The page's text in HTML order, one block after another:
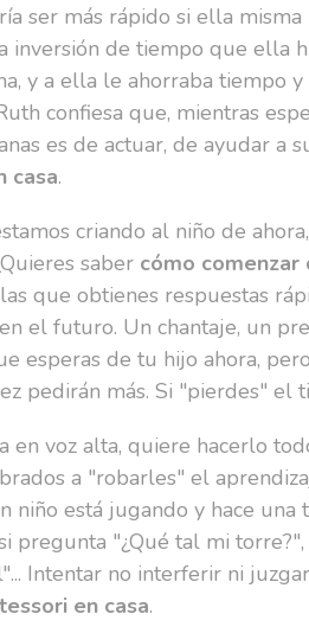
ser más rápido si ella
inversión de tiempo que ella
y a ella le ahorraba tiempo
confiesa que, mientras
es de actuar, de ayudar a
casa.
criando al niño de
saber cómo
que obtienes respuestas
el futuro. Un chantaje, un
esperas de tu hijo ahora,
pedirán más. Si "pierdes" el
en voz alta, quiere hacerlo
a "robarles" el
niño está jugando y hace
pregunta "¿Qué tal mi
Intentar no interferir ni
en casa.